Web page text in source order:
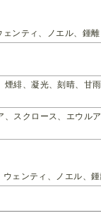
ンティ、ノエル、鍾
緋、凝光、刻晴、甘
スクロース、エウ
ェンティ、ノエル、